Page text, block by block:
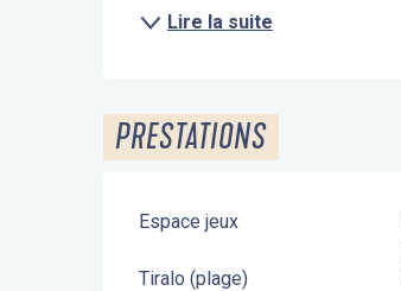
Lire la suite
PRESTATIONS
Espace jeux
Tiralo (plage)